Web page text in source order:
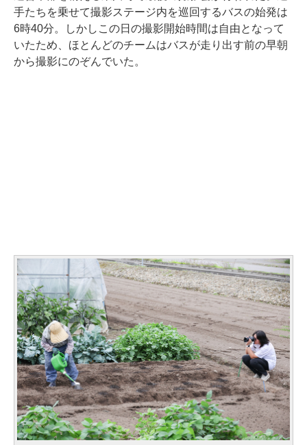
手たちを乗せて撮影ステージ内を巡回するバスの始発は
6時40分。しかしこの日の撮影開始時間は自由となって
いたため、ほとんどのチームはバスが走り出す前の早朝
から撮影にのぞんでいた。